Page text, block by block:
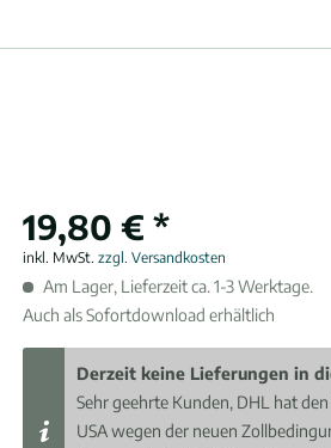
19,80 € *
inkl. MwSt.zzgl. Versandkosten
Am Lager, Lieferzeit ca. 1-3 Werktage.
Auch als Sofortdownload erhältlich
Derzeit keine Lieferungen in
Sehr geehrte Kunden, DHL hat
USA wegen der neuen